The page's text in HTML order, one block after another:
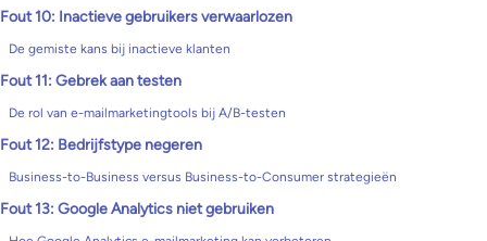
Fout 10: Inactieve gebruikers verwaarlozen
De gemiste kans bij inactieve klanten
Fout 11: Gebrek aan testen
De rol van e-mailmarketingtools bij A/B-testen
Fout 12: Bedrijfstype negeren
Business-to-Business versus Business-to-Consumer strategieën
Fout 13: Google Analytics niet gebruiken